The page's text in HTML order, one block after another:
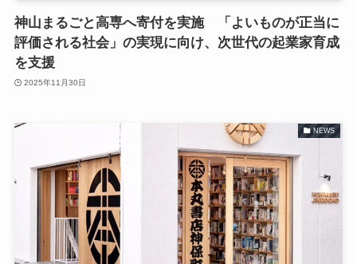
神山まるごと高専へ寄付を実施 「よいものが正当に
評価される社会」の実現に向け、次世代の起業家育成
を支援
2025年11月30日
NEWS